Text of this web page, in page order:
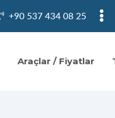
+90 537 434 08 25
Araçlar / Fiyatlar